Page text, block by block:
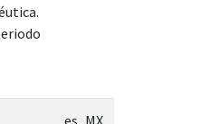
es_MX